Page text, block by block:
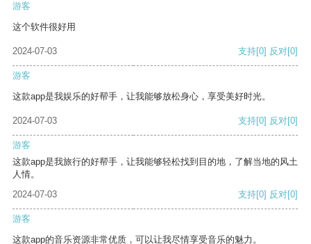
游客
这个软件很好用
2024-07-03 支持[0] 反对[0]
游客
这款app是我娱乐的好帮手，让我能够放松身心，享受美好时光。
2024-07-03 支持[0] 反对[0]
游客
这款app是我旅行的好帮手，让我能够轻松找到目的地，了解当地的风土
人情。
2024-07-03
支持[0] 反对[0]
游客
这款app的音乐资源非常优质，可以让我尽情享受音乐的魅力。